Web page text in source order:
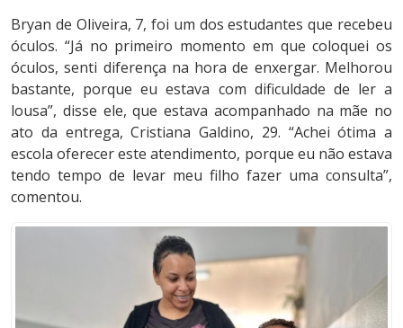
Bryan de Oliveira, 7, foi um dos estudantes que recebeu
óculos. “Já no primeiro momento em que coloquei os
óculos, senti diferença na hora de enxergar. Melhorou
bastante, porque eu estava com dificuldade de ler a
lousa”, disse ele, que estava acompanhado na mãe no
ato da entrega, Cristiana Galdino, 29. “Achei ótima a
escola oferecer este atendimento, porque eu não estava
tendo tempo de levar meu filho fazer uma consulta”,
comentou.